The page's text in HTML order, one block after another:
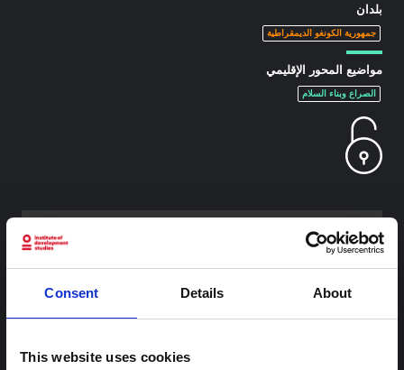
Consent Details About
This website uses cookies
بلدان
جمهورية الكونغو الديمقراطية
مواضيع المحور الإقليمي
الصراع وبناء السلام
محتوى ذو صلة
شرط
ملاحظة سياقية: ممارسات الجنازة في إيتوري
شبكة غير رسمية يقودها بشكل أساسي علماء اجتماعيون يقدمون